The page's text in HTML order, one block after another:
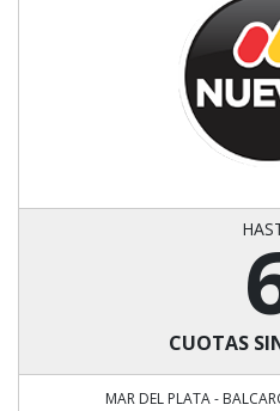
CUOTAS
MAR DEL PLATA -